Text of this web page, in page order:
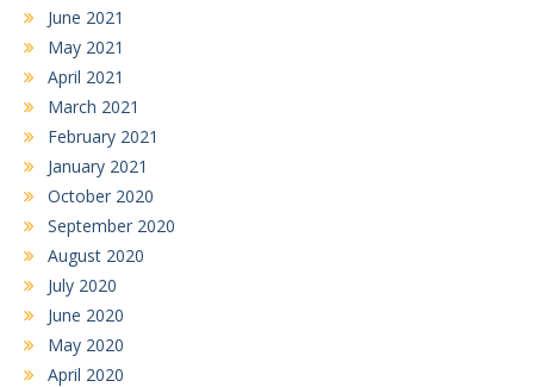
June 2021
May 2021
April 2021
March 2021
February 2021
January 2021
October 2020
September 2020
August 2020
July 2020
June 2020
May 2020
April 2020